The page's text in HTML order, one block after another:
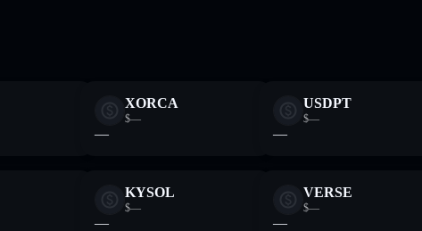
XORCA
$—
—
USDPT
$—
—
KYSOL
$—
—
VERSE
$—
—